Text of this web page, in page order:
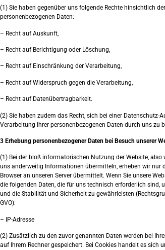
(1) Sie haben gegenüber uns folgende Rechte hinsichtlich
personenbezogenen Daten:
– Recht auf Auskunft,
– Recht auf Berichtigung oder Löschung,
– Recht auf Einschränkung der Verarbeitung,
– Recht auf Widerspruch gegen die Verarbeitung,
– Recht auf Datenübertragbarkeit.
(2) Sie haben zudem das Recht, sich bei einer Datenschutz-
Verarbeitung Ihrer personenbezogenen Daten durch uns zu
3 Erhebung personenbezogener Daten bei Besuch unserer
(1) Bei der bloß informatorischen Nutzung der Website, also
uns anderweitig Informationen übermitteln, erheben wir nur
Browser an unseren Server übermittelt. Wenn Sie unsere
die folgenden Daten, die für uns technisch erforderlich sind,
und die Stabilität und Sicherheit zu gewährleisten
GVO):
– IP-Adresse
(2) Zusätzlich zu den zuvor genannten Daten werden bei
auf Ihrem Rechner gespeichert. Bei Cookies handelt es sich